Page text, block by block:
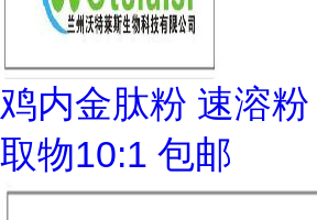
鸡内金肽粉 速溶
取物10:1 包邮